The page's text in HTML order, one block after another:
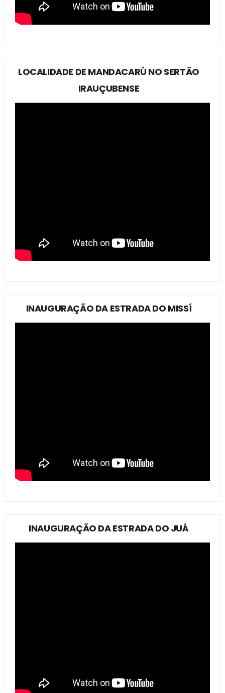
LOCALIDADE DE MANDACARÚ NO SERTÃO
IRAUÇUBENSE
INAUGURAÇÃO DA ESTRADA DO MISSÍ
INAUGURAÇÃO DA ESTRADA DO JUÁ